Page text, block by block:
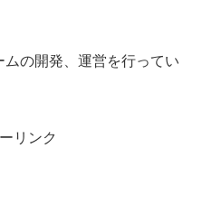
の開発、運営を行ってい
リンク